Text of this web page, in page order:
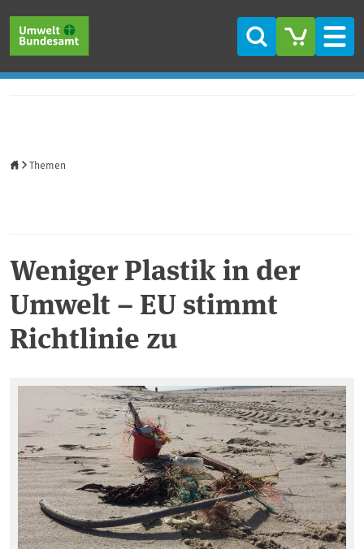
Suche
Themen
Weniger Plastik in der
Umwelt – EU stimmt
Richtlinie zu